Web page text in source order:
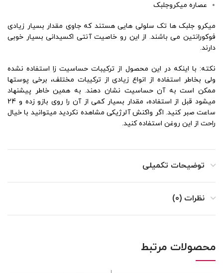
عصاره میکروجلبک
میکرو جلبک ها تک سلولی هایی هستند که جاوی مقدار بسیار زیادی
فوکورانتین می باشند. از این رو خاصیت آنتی اکسیدانی بسیار خوبی
دارند.
نکته: با اینکه در این محصول از ترکیبات حساسیت زا استفاده نشده
ولی بخاطر استفاده از انواع زیادی از ترکیبات مختلف، برخی پوستها
ممکن است به آن حساسیت نشان دهند. به همین خاطر پیشنهاد
میشود قبل از استفاده، مقدار بسیار کمی از آن را روی بازو زده و 24
ساعت صبر کنید. اگر واکنش آلرژیکی مشاهده نکردید میتوانید با خیال
راحت از این روغن استفاده کنید.
توضیحات تکمیلی
نظرات (0)
محصولات مرتبط